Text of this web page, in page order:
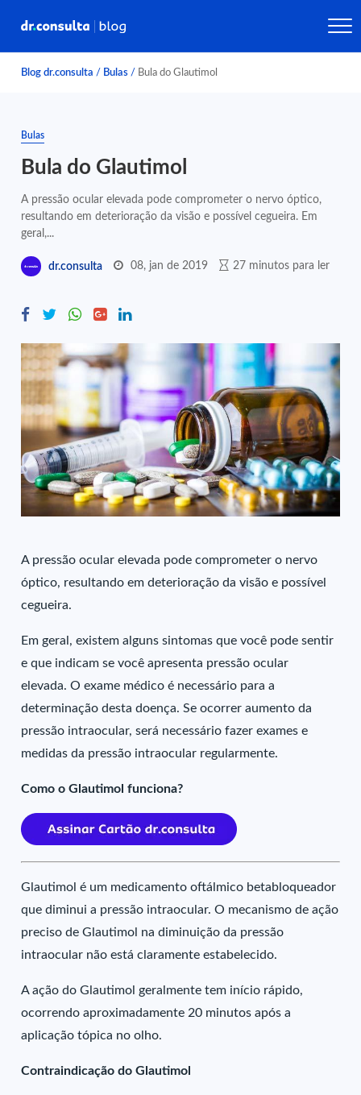
Blog dr.consulta / Bulas / Bula do Glautimol
Bulas
Bula do Glautimol
A pressão ocular elevada pode comprometer o nervo óptico,
resultando em deterioração da visão e possível cegueira. Em
geral,...
dr.consulta 08, jan de 2019 27 minutos para ler
A pressão ocular elevada pode comprometer o nervo
óptico, resultando em deterioração da visão e possível
cegueira.
Em geral, existem alguns sintomas que você pode sentir
e que indicam se você apresenta pressão ocular
elevada. O exame médico é necessário para a
determinação desta doença. Se ocorrer aumento da
pressão intraocular, será necessário fazer exames e
medidas da pressão intraocular regularmente.
Como o Glautimol funciona?
Glautimol é um medicamento oftálmico betabloqueador
que diminui a pressão intraocular. O mecanismo de ação
preciso de Glautimol na diminuição da pressão
intraocular não está claramente estabelecido.
A ação do Glautimol geralmente tem início rápido,
ocorrendo aproximadamente 20 minutos após a
aplicação tópica no olho.
Contraindicação do Glautimol